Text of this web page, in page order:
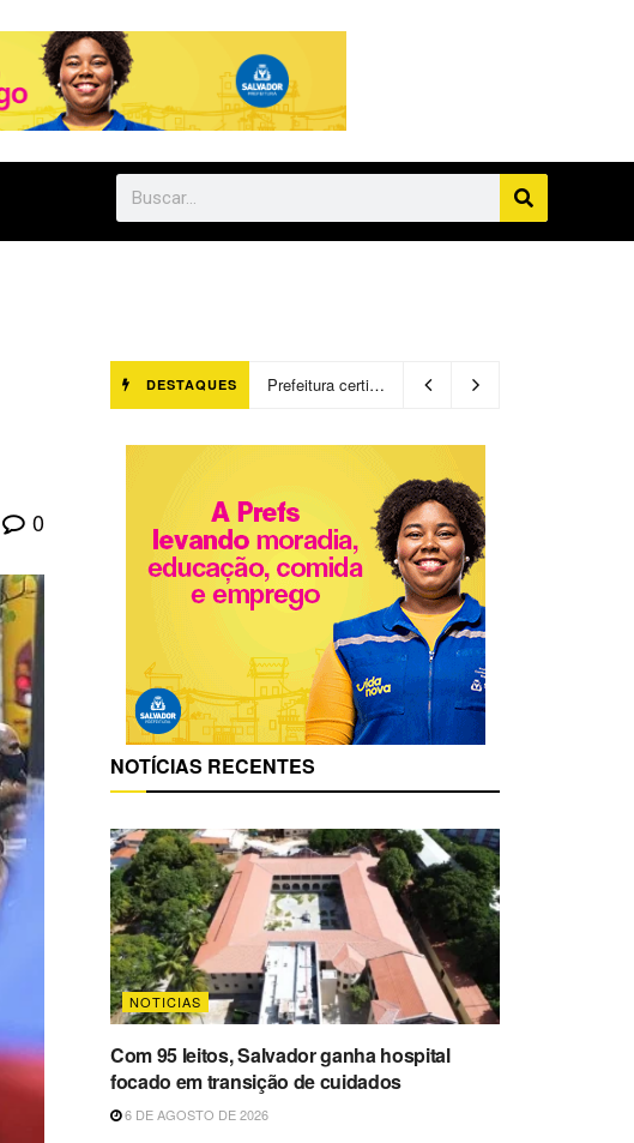
0
DESTAQUES Prefeitura certifica 4,6 mil trabalhadores pelo programa Treinar para Empregar e realiza Feirão de Empregabilidade
NOTÍCIAS RECENTES
NOTICIAS
Com 95 leitos, Salvador ganha hospital
focado em transição de cuidados
6 DE AGOSTO DE 2026